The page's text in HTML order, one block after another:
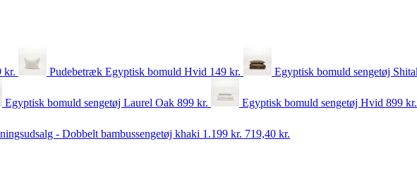
kr. Pudebetræk Egyptisk bomuld Hvid 149 kr. Egyptisk bomuld sengetøj
Egyptisk bomuld sengetøj Laurel Oak 899 kr. Egyptisk bomuld sengetøj Hvid 899 kr.
- Dobbelt bambussengetøj khaki 1.199 kr. 719,40 kr.